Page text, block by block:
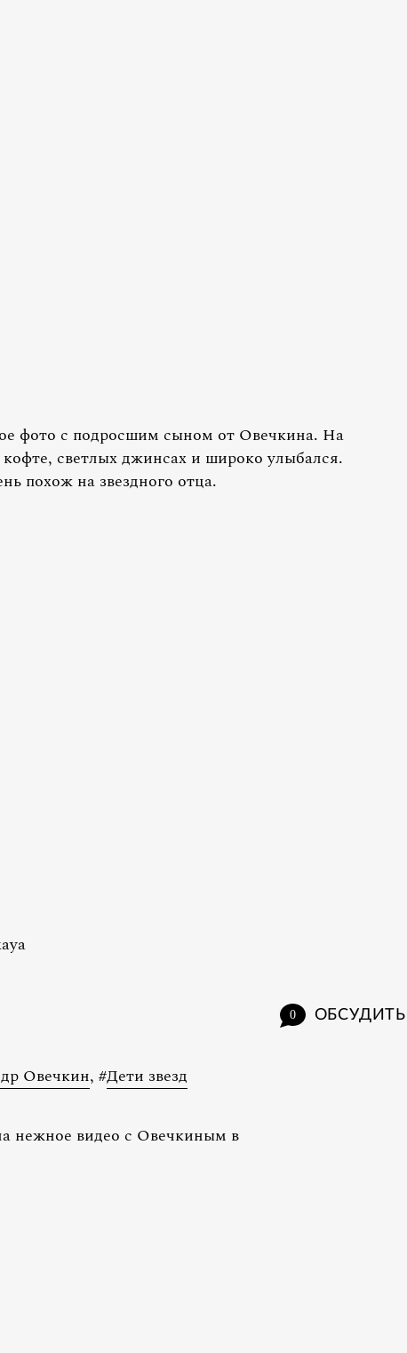
фото с подросшим сыном от Овечкина. На
светлых джинсах и широко улыбался.
похож на звездного отца.
0 ОБСУДИТЬ
Овечкин, #Дети звезд
нежное видео с Овечкиным в